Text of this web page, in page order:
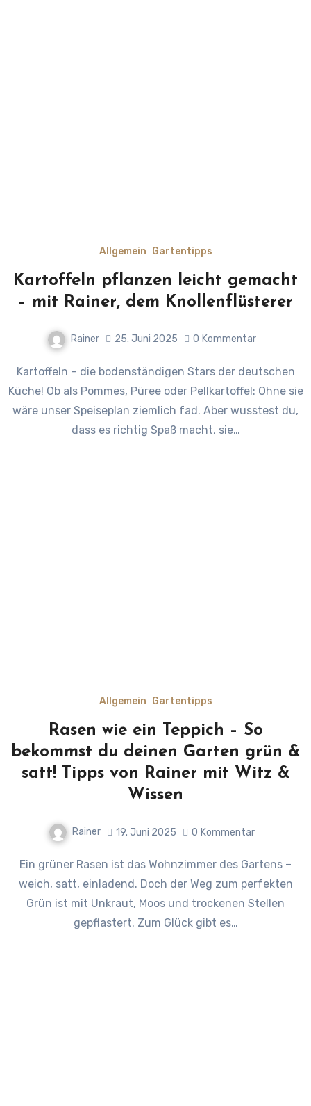
Allgemein Gartentipps
Kartoffeln pflanzen leicht gemacht
– mit Rainer, dem Knollenflüsterer
Rainer 25. Juni 2025 0 Kommentar
Kartoffeln – die bodenständigen Stars der deutschen
Küche! Ob als Pommes, Püree oder Pellkartoffel: Ohne sie
wäre unser Speiseplan ziemlich fad. Aber wusstest du,
dass es richtig Spaß macht, sie…
Allgemein Gartentipps
Rasen wie ein Teppich – So
bekommst du deinen Garten grün &
satt! Tipps von Rainer mit Witz &
Wissen
Rainer 19. Juni 2025 0 Kommentar
Ein grüner Rasen ist das Wohnzimmer des Gartens –
weich, satt, einladend. Doch der Weg zum perfekten
Grün ist mit Unkraut, Moos und trockenen Stellen
gepflastert. Zum Glück gibt es…